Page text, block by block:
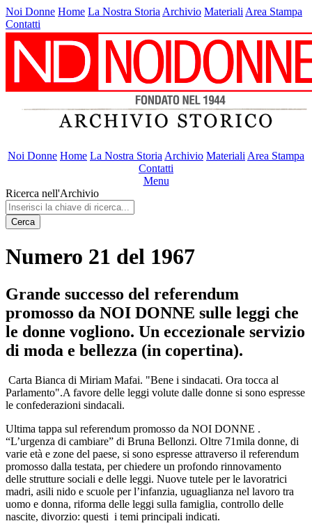
Noi Donne Home La Nostra Storia Archivio Materiali Area Stampa
Contatti
Noi Donne Home La Nostra Storia Archivio Materiali Area Stampa
Contatti
Menu
Ricerca nell'Archivio
Cerca
Numero 21 del 1967
Grande successo del referendum
promosso da NOI DONNE sulle leggi che
le donne vogliono. Un eccezionale servizio
di moda e bellezza (in copertina).
Carta Bianca di Miriam Mafai. "Bene i sindacati. Ora tocca al
Parlamento".A favore delle leggi volute dalle donne si sono espresse
le confederazioni sindacali.
Ultima tappa sul referendum promosso da NOI DONNE .
“L’urgenza di cambiare” di Bruna Bellonzi. Oltre 71mila donne, di
varie età e zone del paese, si sono espresse attraverso il referendum
promosso dalla testata, per chiedere un profondo rinnovamento
delle strutture sociali e delle leggi. Nuove tutele per le lavoratrici
madri, asili nido e scuole per l’infanzia, uguaglianza nel lavoro tra
uomo e donna, riforma delle leggi sulla famiglia, controllo delle
nascite, divorzio: questi i temi principali indicati.